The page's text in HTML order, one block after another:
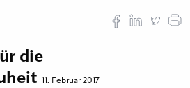
die
11. Februar 2017